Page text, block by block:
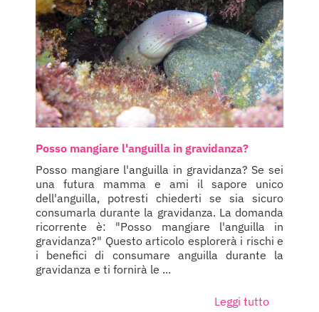
Posso mangiare l'anguilla in gravidanza?
Posso mangiare l'anguilla in gravidanza? Se sei
una futura mamma e ami il sapore unico
dell'anguilla, potresti chiederti se sia sicuro
consumarla durante la gravidanza. La domanda
ricorrente è: "Posso mangiare l'anguilla in
gravidanza?" Questo articolo esplorerà i rischi e
i benefici di consumare anguilla durante la
gravidanza e ti fornirà le ...
Leggi tutto